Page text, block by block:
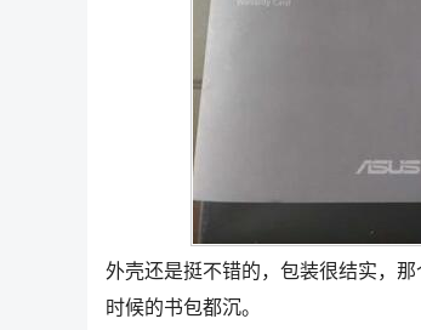
外壳还是挺不错的，包装很结实，
时候的书包都沉。